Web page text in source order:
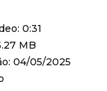
0:31
MB
04/05/2025